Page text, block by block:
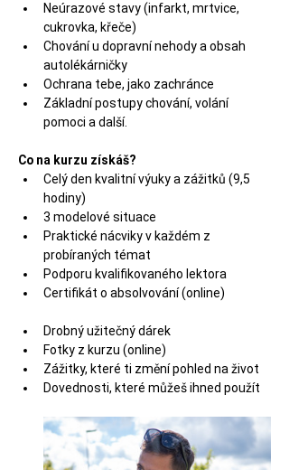
Neúrazové stavy (infarkt, mrtvice,
cukrovka, křeče)
Chování u dopravní nehody a obsah
autolékárničky
Ochrana tebe, jako zachránce
Základní postupy chování, volání
pomoci a další.
Co na kurzu získáš?
Celý den kvalitní výuky a zážitků (9,5
hodiny)
3 modelové situace
Praktické nácviky v každém z
probíraných témat
Podporu kvalifikovaného lektora
Certifikát o absolvování (online)
Drobný užitečný dárek
Fotky z kurzu (online)
Zážitky, které ti změní pohled na život
Dovednosti, které můžeš ihned použít